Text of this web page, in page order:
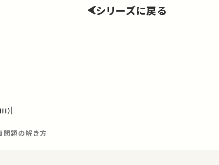
シリーズに戻る
）
題の解き方